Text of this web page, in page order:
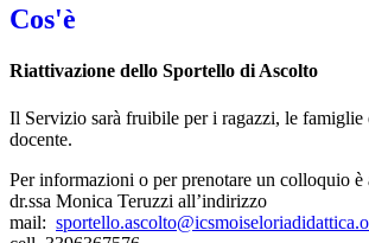
Cos'è
Riattivazione dello Sportello di Ascolto
Il Servizio sarà fruibile per i ragazzi, le famiglie
docente.
Per informazioni o per prenotare un colloquio è
dr.ssa Monica Teruzzi all’indirizzo
mail: